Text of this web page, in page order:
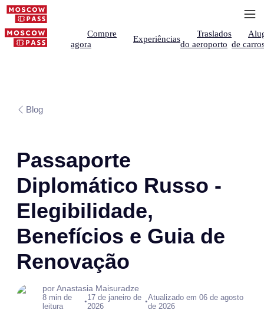
Compre
agora
Experiências
Traslados
do aeroporto de
Blog
Passaporte
Diplomático Russo -
Elegibilidade,
Benefícios e Guia de
Renovação
por Anastasia Maisuradze
8 min de
leitura
•17 de janeiro de
2026
•Atualizado em 06 de agosto
de 2026